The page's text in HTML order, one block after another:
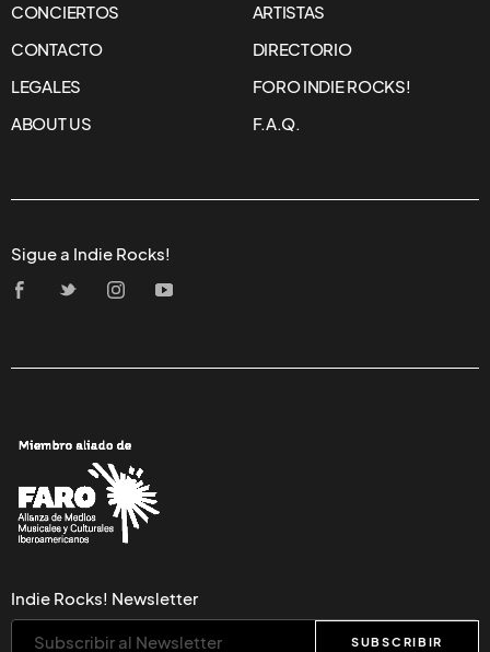
CONCIERTOS
ARTISTAS
CONTACTO
DIRECTORIO
LEGALES
FORO INDIE ROCKS!
ABOUT US
F.A.Q.
Sigue a Indie Rocks!
Indie Rocks! Newsletter